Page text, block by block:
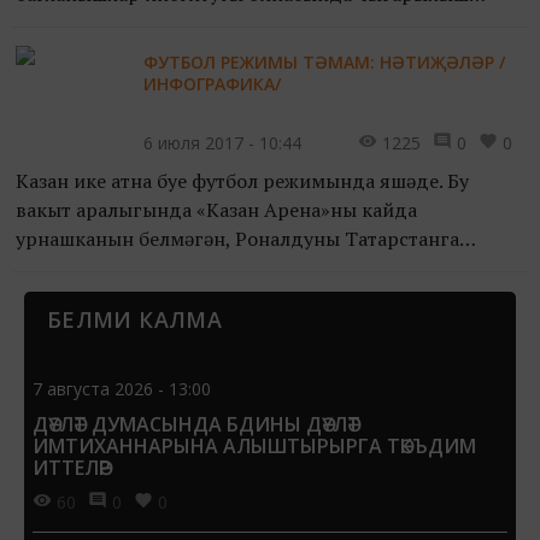
елларныкыннан аер...ФУТБОЛ РЕЖИМЫ ТӘМАМ: НӘТИҖӘЛӘР /
ИНФОГРАФИКА/
6 июля 2017 - 10:44 1225 0 0
Казан ике атна буе футбол режимында яшәде. Бу
вакыт аралыгында «Казан Арена»ның кайда
урнашканын белмәгән, Роналдуның Татарстанга
тагын бер халыкара спор...
БЕЛМИ КАЛМА
7 августа 2026 - 13:00
ДӘҮЛӘТ ДУМАСЫНДА БДИНЫ ДӘҮЛӘТ
ИМТИХАННАРЫНА АЛЫШТЫРЫРГА ТӘКЪДИМ
ИТТЕЛӘР
60 0 0